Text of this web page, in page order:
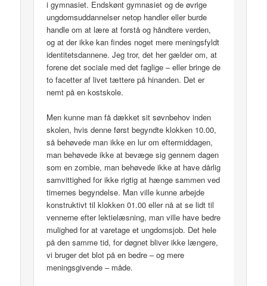
i gymnasiet. Endskønt gymnasiet og de øvrige
ungdomsuddannelser netop handler eller burde
handle om at lære at forstå og håndtere verden,
og at der ikke kan findes noget mere meningsfyldt
identitetsdannene. Jeg tror, det her gælder om, at
forene det sociale med det faglige – eller bringe de
to facetter af livet tættere på hinanden. Det er
nemt på en kostskole.
Men kunne man få dækket sit søvnbehov inden
skolen, hvis denne først begyndte klokken 10.00,
så behøvede man ikke en lur om eftermiddagen,
man behøvede ikke at bevæge sig gennem dagen
som en zombie, man behøvede ikke at have dårlig
samvittighed for ikke rigtig at hænge sammen ved
timernes begyndelse. Man ville kunne arbejde
konstruktivt til klokken 01.00 eller nå at se lidt til
vennerne efter lektielæsning, man ville have bedre
mulighed for at varetage et ungdomsjob. Det hele
på den samme tid, for døgnet bliver ikke længere,
vi bruger det blot på en bedre – og mere
meningsgivende – måde.